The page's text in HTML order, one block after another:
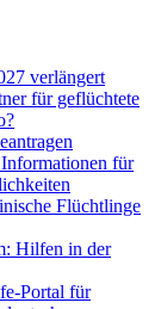
verlängert
für geflüchtete
für
Flüchtlinge
Hilfen in der
Portal für